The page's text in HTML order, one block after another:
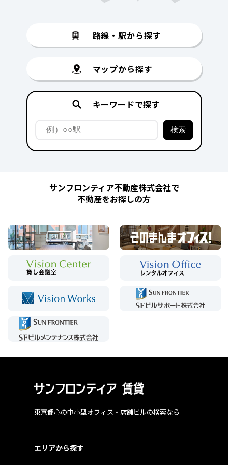
路線・駅から探す
マップから探す
キーワードで探す
サンフロンティア不動産株式会社で
不動産をお探しの方
東京都心の中小型オフィス・店舗ビルの検索なら
エリアから探す